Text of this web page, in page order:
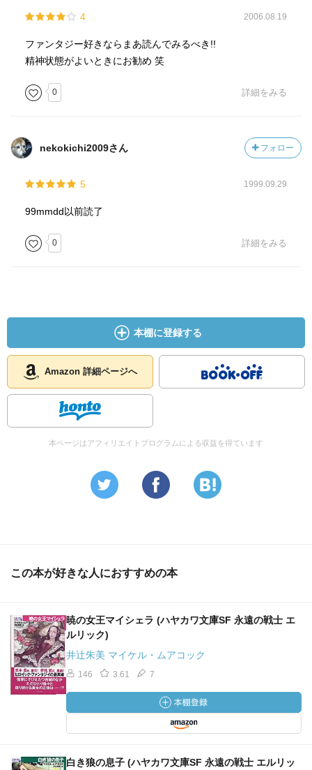
4 2006.08.19
ファンタジー好きならまあ読んでみるべき!!
精神状態がよいときにお勧め 笑
0 詳細をみる
nekokichi2009さん フォロー
5 1999.09.29
99mmdd以前読了
0 詳細をみる
本棚に登録する
Amazon 詳細ページへ
本ページはアフィリエイトプログラムによる収益を得ています
この本が好きな人におすすめの本
暁の女王マイシェラ (ハヤカワ文庫SF 永遠の戦士 エ
ルリック)
井辻朱美 マイケル・ムアコック
146 3.61 7
白き狼の息子 (ハヤカワ文庫SF 永遠の戦士 エルリッ